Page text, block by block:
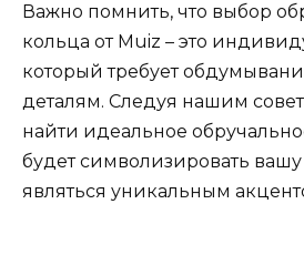
Важно помнить, что выбор
кольца от Muiz – это
который требует
деталям. Следуя нашим
найти идеальное
будет символизировать
являться уникальным